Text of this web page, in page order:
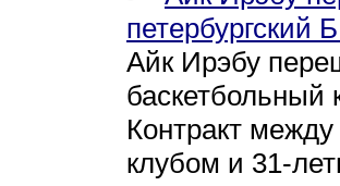
петербургский
Айк Ирэбу
баскетбольный
Контракт между
клубом и 31-